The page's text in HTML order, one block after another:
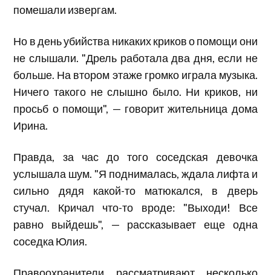
помешали извергам.
Но в день убийства никаких криков о помощи они
не слышали. "Дрель работала два дня, если не
больше. На втором этаже громко играла музыка.
Ничего такого не слышно было. Ни криков, ни
просьб о помощи", — говорит жительница дома
Ирина.
Правда, за час до того соседская девочка
услышала шум. "Я поднималась, ждала лифта и
сильно дядя какой-то матюкался, в дверь
стучал. Кричал что-то вроде: "Выходи! Все
равно выйдешь", — рассказывает еще одна
соседка Юлия.
Правоохранители рассматривают несколько